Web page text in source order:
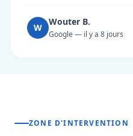
W
Wouter B.
Google — il y a 8 jours
ZONE D'INTERVENTION